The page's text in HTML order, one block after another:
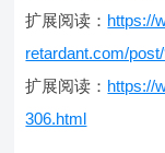
扩展阅读： https://
retardant.com/
扩展阅读： https://
306.html